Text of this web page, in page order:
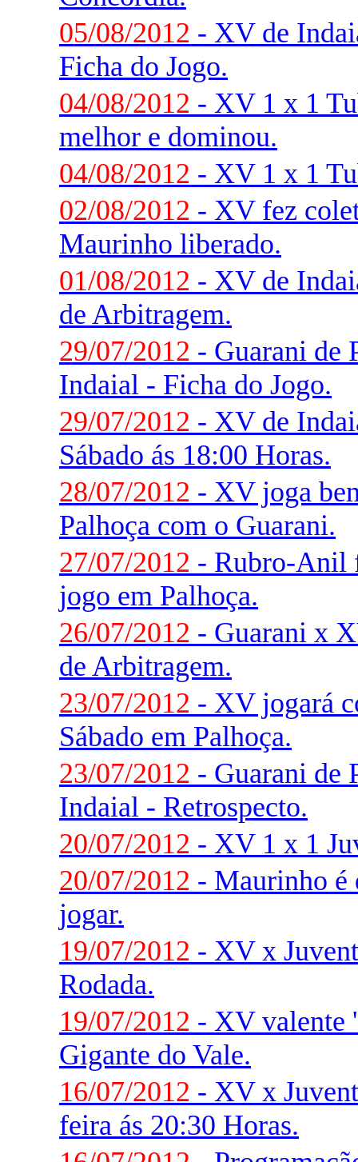
05/08/2012 - XV de
Ficha do Jogo.
04/08/2012 - XV 1 x 1
melhor e dominou.
04/08/2012 - XV 1 x 1
02/08/2012 - XV fez
Maurinho liberado.
01/08/2012 - XV de
de Arbitragem.
29/07/2012 - Guarani de
Indaial - Ficha do Jogo.
29/07/2012 - XV de
Sábado ás 18:00 Horas.
28/07/2012 - XV joga
Palhoça com o Guarani.
27/07/2012 - Rubro-Anil
jogo em Palhoça.
26/07/2012 - Guarani x
de Arbitragem.
23/07/2012 - XV jogará
Sábado em Palhoça.
23/07/2012 - Guarani de
Indaial - Retrospecto.
20/07/2012 - XV 1 x 1
20/07/2012 - Maurinho é
jogar.
19/07/2012 - XV x
Rodada.
19/07/2012 - XV valente
Gigante do Vale.
16/07/2012 - XV x
feira ás 20:30 Horas.